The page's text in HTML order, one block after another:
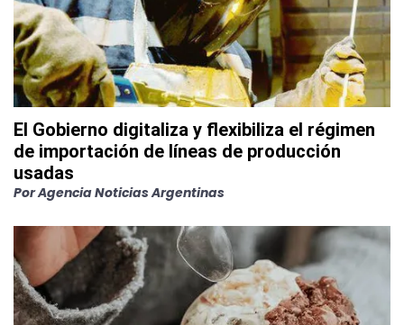
El Gobierno digitaliza y flexibiliza el régimen
de importación de líneas de producción
usadas
PorAgencia Noticias Argentinas